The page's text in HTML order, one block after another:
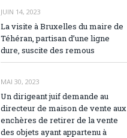
JUIN 14, 2023
La visite à Bruxelles du maire de
Téhéran, partisan d’une ligne
dure, suscite des remous
MAI 30, 2023
Un dirigeant juif demande au
directeur de maison de vente aux
enchères de retirer de la vente
des objets ayant appartenu à